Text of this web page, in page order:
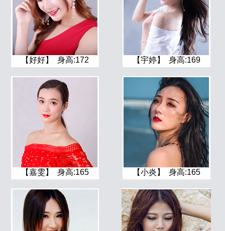
【好好】 身高:172 【宇婷】 身高:169
【嘉雯】 身高:165 【小炎】 身高:165